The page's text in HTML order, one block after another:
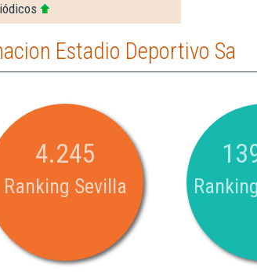
Estadio Deportivo Sa
4.245
Ranking Sevilla